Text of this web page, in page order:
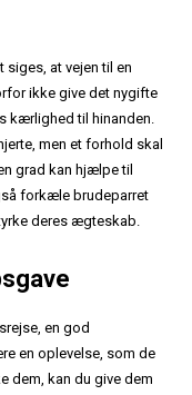
at vejen til en
ikke give det nygifte
kærlighed til hinanden.
men et forhold skal
grad kan hjælpe til
forkæle brudeparret
deres ægteskab.
en god
en oplevelse, som de
dem, kan du give dem